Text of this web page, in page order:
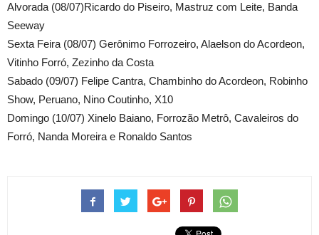
Alvorada (08/07)Ricardo do Piseiro, Mastruz com Leite, Banda
Seeway
Sexta Feira (08/07) Gerônimo Forrozeiro, Alaelson do Acordeon,
Vitinho Forró, Zezinho da Costa
Sabado (09/07) Felipe Cantra, Chambinho do Acordeon, Robinho
Show, Peruano, Nino Coutinho, X10
Domingo (10/07) Xinelo Baiano, Forrozão Metrô, Cavaleiros do
Forró, Nanda Moreira e Ronaldo Santos